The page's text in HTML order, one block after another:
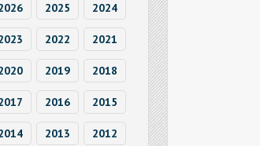
2025 2024
2022 2021
2019 2018
2016 2015
2013 2012